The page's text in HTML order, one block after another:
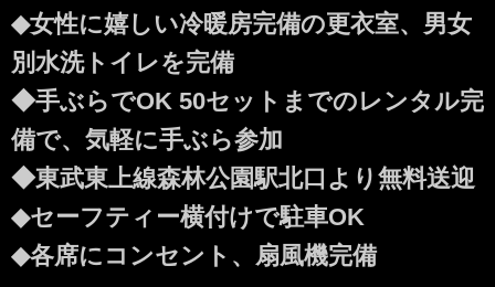
◆女性に嬉しい冷暖房完備の更衣室、男女
別水洗トイレを完備
◆手ぶらでOK 50セットまでのレンタル完
備で、気軽に手ぶら参加
◆東武東上線森林公園駅北口より無料送迎
◆セーフティー横付けで駐車OK
◆各席にコンセント、扇風機完備